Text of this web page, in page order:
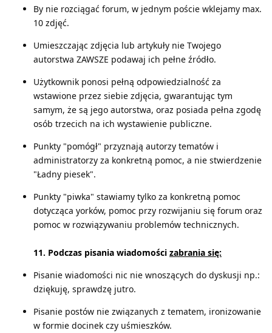
By nie rozciągać forum, w jednym poście wklejamy max.
10 zdjęć.
Umieszczając zdjęcia lub artykuły nie Twojego
autorstwa ZAWSZE podawaj ich pełne źródło.
Użytkownik ponosi pełną odpowiedzialność za
wstawione przez siebie zdjęcia, gwarantując tym
samym, że są jego autorstwa, oraz posiada pełna zgodę
osób trzecich na ich wystawienie publiczne.
Punkty "pomógł" przyznają autorzy tematów i
administratorzy za konkretną pomoc, a nie stwierdzenie
"Ładny piesek".
Punkty "piwka" stawiamy tylko za konkretną pomoc
dotycząca yorków, pomoc przy rozwijaniu się forum oraz
pomoc w rozwiązywaniu problemów technicznych.
11. Podczas pisania wiadomości zabrania się:
Pisanie wiadomości nic nie wnoszących do dyskusji np.:
dziękuję, sprawdzę jutro.
Pisanie postów nie związanych z tematem, ironizowanie
w formie docinek czy uśmieszków.